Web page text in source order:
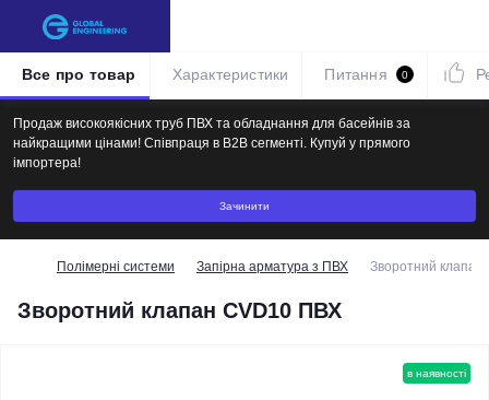
Продаж високоякісних труб ПВХ та обладнання для басейнів за
найкращими цінами! Співпраця в B2B сегменті. Купуй у прямого
імпортера!
Зачинити
Полімерні системи Запірна арматура з ПВХ Зворотний
Зворотний клапан СVD10 ПВХ
Все про товар Характеристики Питання 0
в наявності